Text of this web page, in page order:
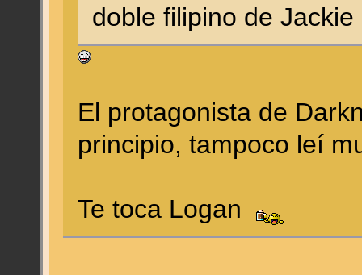
doble filipino de
El protagonista de
principio, tampoco leí
Te toca Logan